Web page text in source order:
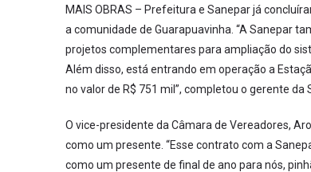
MAIS OBRAS – Prefeitura e Sanepar já
a comunidade de Guarapuavinha. “A Sanepar
projetos complementares para ampliação do
Além disso, está entrando em operação a
no valor de R$ 751 mil”, completou o gerente
O vice-presidente da Câmara de Vereadores,
como um presente. “Esse contrato com a
como um presente de final de ano para nós,